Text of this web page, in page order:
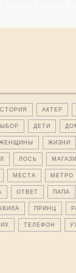
АКТЕР
ДЕТИ
ЖИЗНИ
ЛОСЬ
МЕСТА МЕТРО
ОТВЕТ ПАПА
ПРИНЦ
ТЕЛЕФОН